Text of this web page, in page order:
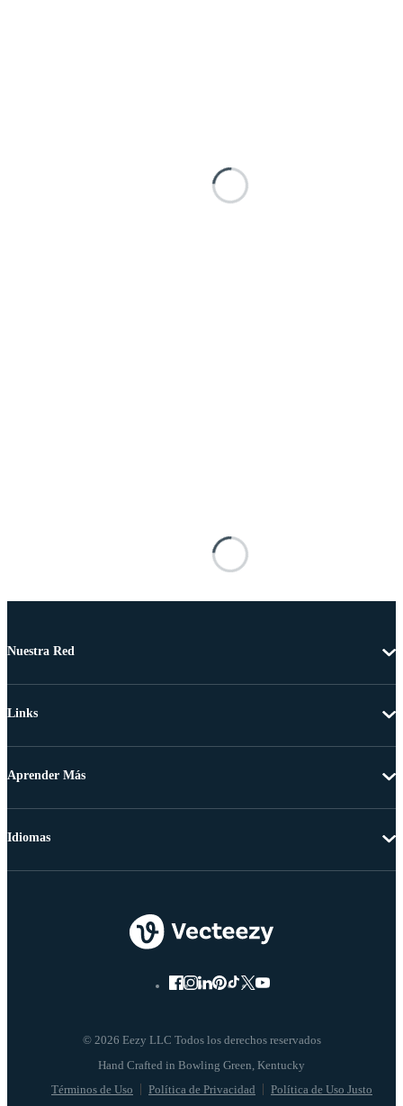
Nuestra Red
Links
Aprender Más
© 2026 Eezy LLC Todos los derechos reservados
Términos de Uso Política de Privacidad Política de Uso Justo
Idiomas